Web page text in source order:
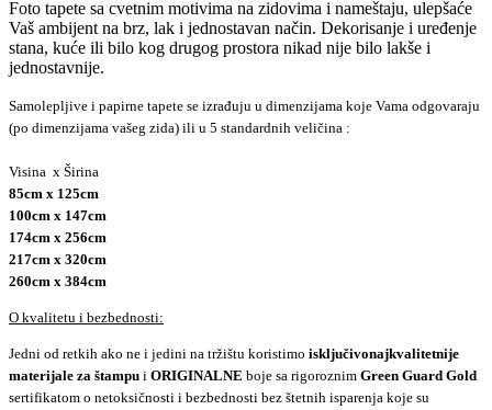
Foto tapete sa cvetnim motivima na zidovima i nameštaju, ulepšaće
Vaš ambijent na brz, lak i jednostavan način. Dekorisanje i uređenje
stana, kuće ili bilo kog drugog prostora nikad nije bilo lakše i
jednostavnije.
Samolepljive i papirne tapete se izrađuju u dimenzijama koje Vama odgovaraju
(po dimenzijama vašeg zida) ili u 5 standardnih veličina :
Visina x Širina
85cm x 125cm
100cm x 147cm
174cm x 256cm
217cm x 320cm
260cm x 384cm
O kvalitetu i bezbednosti:
Jedni od retkih ako ne i jedini na tržištu koristimo isključivonajkvalitetnije
materijale za štampu i ORIGINALNE boje sa rigoroznim Green Guard Gold
sertifikatom o netoksičnosti i bezbednosti bez štetnih isparenja koje su